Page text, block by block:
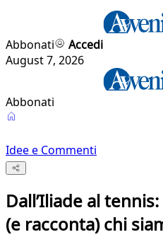
Abbonati
Accedi
August 7, 2026
Abbonati
Idee e Commenti
Dall’Iliade al
(e racconta) chi